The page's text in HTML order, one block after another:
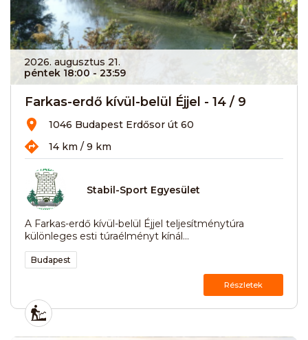
2026. augusztus 21.
péntek 18:00 - 23:59
Farkas-erdő kívül-belül Éjjel - 14 / 9
1046 Budapest Erdősor út 60
14 km / 9 km
Stabil-Sport Egyesület
A Farkas-erdő kívül-belül Éjjel teljesítménytúra
különleges esti túraélményt kínál...
Budapest
Részletek